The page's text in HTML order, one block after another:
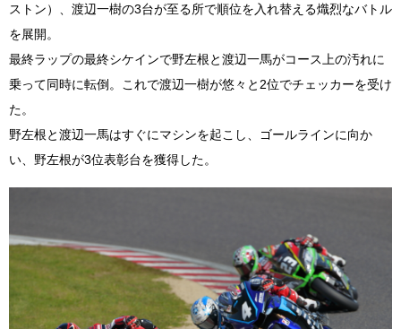
ストン）、渡辺一樹の3台が至る所で順位を入れ替える熾烈なバトル
を展開。
最終ラップの最終シケインで野左根と渡辺一馬がコース上の汚れに
乗って同時に転倒。これで渡辺一樹が悠々と2位でチェッカーを受け
た。
野左根と渡辺一馬はすぐにマシンを起こし、ゴールラインに向か
い、野左根が3位表彰台を獲得した。